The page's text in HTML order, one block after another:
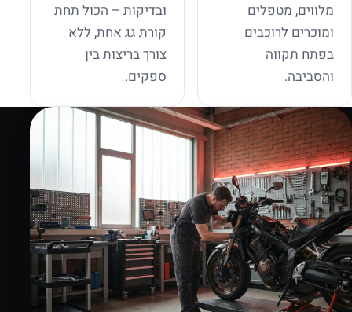
מלווים, מטפלים
ומוכרים לרוכבים
בפתח תקווה
והסביבה.
ובדיקות – הכול תחת
קורת גג אחת, ללא
צורך בריצות בין
ספקים.